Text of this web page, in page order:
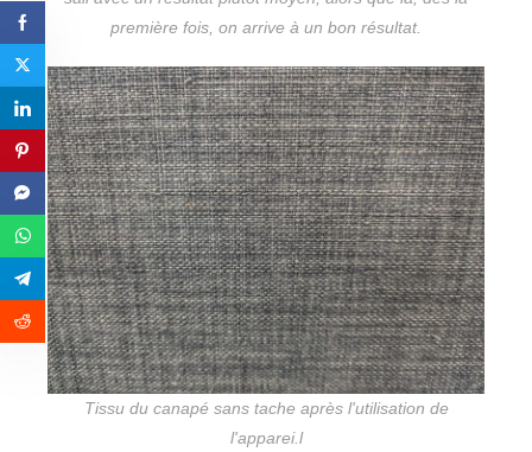
première fois, on arrive à un bon résultat.
Tissu du canapé sans tache après l'utilisation de
l'apparei.l